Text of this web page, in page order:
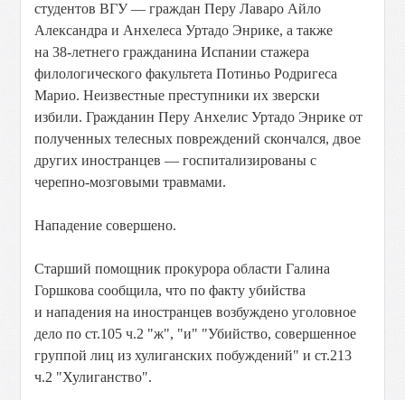
студентов ВГУ — граждан Перу Лаваро Айло
Александра и Анхелеса Уртадо Энрике, а также
на 38-летнего гражданина Испании стажера
филологического факультета Потиньо Родригеса
Марио. Неизвестные преступники их зверски
избили. Гражданин Перу Анхелис Уртадо Энрике от
полученных телесных повреждений скончался, двое
других иностранцев — госпитализированы с
черепно-мозговыми травмами.
Нападение совершено.
Старший помощник прокурора области Галина
Горшкова сообщила, что по факту убийства
и нападения на иностранцев возбуждено уголовное
дело по ст.105 ч.2 "ж", "и" "Убийство, совершенное
группой лиц из хулиганских побуждений" и ст.213
ч.2 "Хулиганство".